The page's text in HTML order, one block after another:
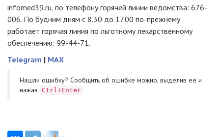
infomed39.ru, по телефону горячей линии ведомства: 676-
006. По будним дням с 8.30 до 17.00 по-прежнему
работает горячая линия по льготному лекарственному
обеспечению: 99-44-71.
Telegram | MAX
Нашли ошибку? Cообщить об ошибке можно, выделив ее и
нажав
Ctrl+Enter